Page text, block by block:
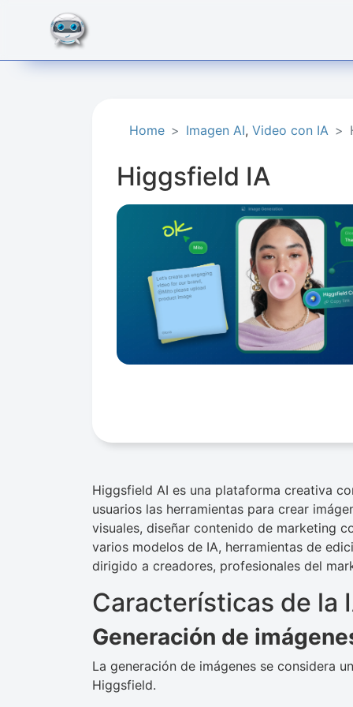
Home Imagen AI, Video con IA
Higgsfield IA
Higgsfield AI es una plataforma creativa
usuarios las herramientas para crear
visuales, diseñar contenido de marketing
varios modelos de IA, herramientas de
dirigido a creadores, profesionales del
Características de la
Generación de
La generación de imágenes se considera
Higgsfield.